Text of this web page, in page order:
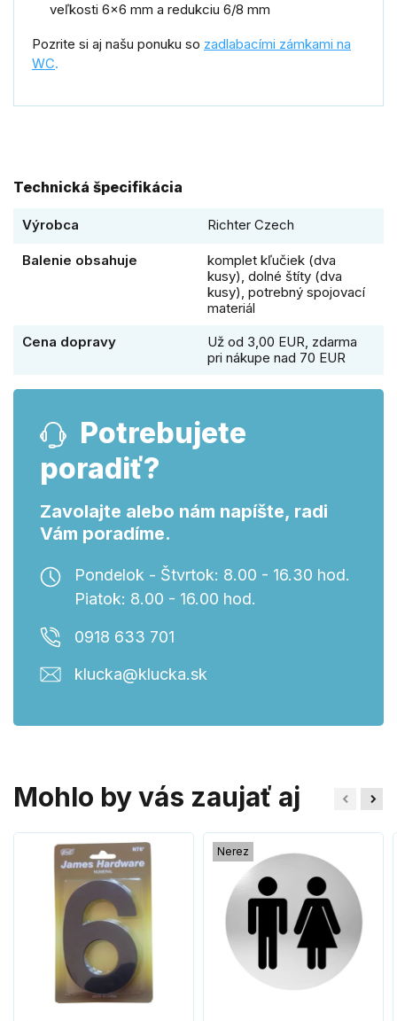
veľkosti 6x6 mm a redukciu 6/8 mm
Pozrite si aj našu ponuku so zadlabacími zámkami na
WC.
Technická špecifikácia
Výrobca Richter Czech
Balenie obsahuje
komplet kľučiek (dva
kusy), dolné štíty (dva
kusy), potrebný spojovací
materiál
Cena dopravy
Už od 3,00 EUR, zdarma
pri nákupe nad 70 EUR
Potrebujete
poradiť?
Zavolajte alebo nám napíšte, radi
Vám poradíme.
Pondelok - Štvrtok: 8.00 - 16.30 hod.
Piatok: 8.00 - 16.00 hod.
0918 633 701
klucka@klucka.sk
Mohlo by vás zaujať aj
Nerez